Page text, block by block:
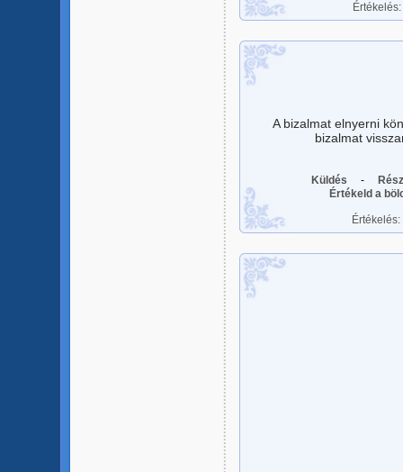
A bizalmat elnyerni
bizalmat
Küldés -
Értékeld a